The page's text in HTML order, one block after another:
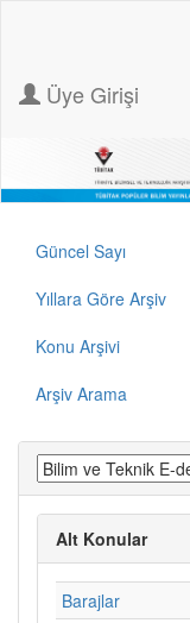
Üye Girişi
Güncel Sayı
Yıllara Göre Arşiv
Konu Arşivi
Arşiv Arama
Alt Konular
Barajlar